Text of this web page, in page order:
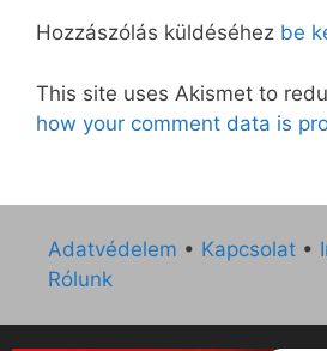
Hozzászólás küldéséhez be
This site uses Akismet to
how your comment data is
Adatvédelem • Kapcsolat •
Rólunk